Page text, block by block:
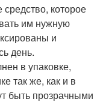
средство, которое
им нужную
и
день.
в упаковке,
так же, как и в
быть прозрачными